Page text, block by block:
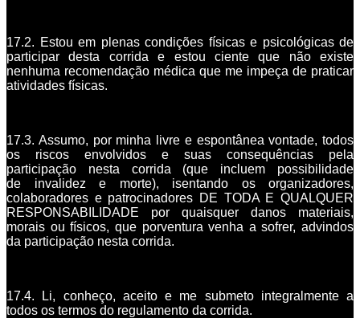
17.2. Estou em plenas condições físicas e psicológicas de
participar desta corrida e estou ciente que não existe
nenhuma recomendação médica que me impeça de praticar
atividades físicas.
17.3. Assumo, por minha livre e espontânea vontade, todos
os riscos envolvidos e suas consequências pela
participação nesta corrida (que incluem possibilidade
de invalidez e morte), isentando os organizadores,
colaboradores e patrocinadores DE TODA E QUALQUER
RESPONSABILIDADE por quaisquer danos materiais,
morais ou físicos, que porventura venha a sofrer, advindos
da participação nesta corrida.
17.4. Li, conheço, aceito e me submeto integralmente a
todos os termos do regulamento da corrida.